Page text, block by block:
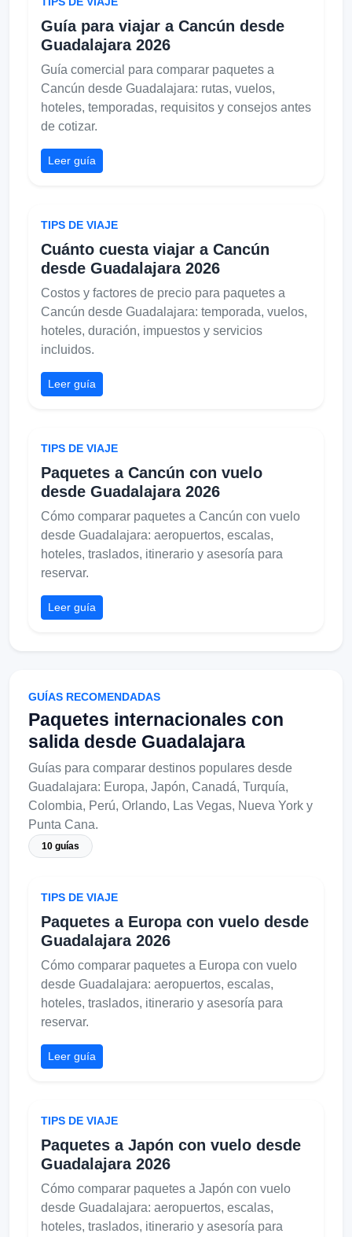
Guía para viajar a Cancún desde
Guadalajara 2026
Guía comercial para comparar paquetes a
Cancún desde Guadalajara: rutas, vuelos,
hoteles, temporadas, requisitos y consejos antes
de cotizar.
Leer guía
TIPS DE VIAJE
Cuánto cuesta viajar a Cancún
desde Guadalajara 2026
Costos y factores de precio para paquetes a
Cancún desde Guadalajara: temporada, vuelos,
hoteles, duración, impuestos y servicios
incluidos.
Leer guía
TIPS DE VIAJE
Paquetes a Cancún con vuelo
desde Guadalajara 2026
Cómo comparar paquetes a Cancún con vuelo
desde Guadalajara: aeropuertos, escalas,
hoteles, traslados, itinerario y asesoría para
reservar.
Leer guía
GUÍAS RECOMENDADAS
Paquetes internacionales con
salida desde Guadalajara
Guías para comparar destinos populares desde
Guadalajara: Europa, Japón, Canadá, Turquía,
Colombia, Perú, Orlando, Las Vegas, Nueva York y
Punta Cana.
10 guías
TIPS DE VIAJE
Paquetes a Europa con vuelo desde
Guadalajara 2026
Cómo comparar paquetes a Europa con vuelo
desde Guadalajara: aeropuertos, escalas,
hoteles, traslados, itinerario y asesoría para
reservar.
Leer guía
TIPS DE VIAJE
Paquetes a Japón con vuelo desde
Guadalajara 2026
Cómo comparar paquetes a Japón con vuelo
desde Guadalajara: aeropuertos, escalas,
hoteles, traslados, itinerario y asesoría para